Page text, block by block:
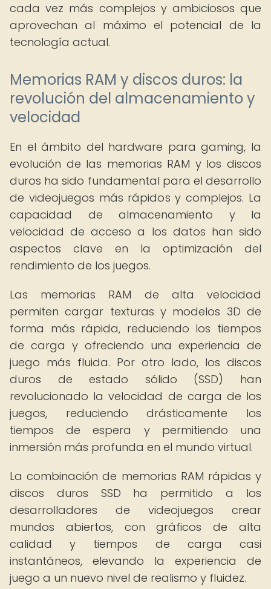
cada vez más complejos y ambiciosos que
aprovechan al máximo el potencial de la
tecnología actual.
Memorias RAM y discos duros: la
revolución del almacenamiento y
velocidad
En el ámbito del hardware para gaming, la
evolución de las memorias RAM y los discos
duros ha sido fundamental para el desarrollo
de videojuegos más rápidos y complejos. La
capacidad de almacenamiento y la
velocidad de acceso a los datos han sido
aspectos clave en la optimización del
rendimiento de los juegos.
Las memorias RAM de alta velocidad
permiten cargar texturas y modelos 3D de
forma más rápida, reduciendo los tiempos
de carga y ofreciendo una experiencia de
juego más fluida. Por otro lado, los discos
duros de estado sólido (SSD) han
revolucionado la velocidad de carga de los
juegos, reduciendo drásticamente los
tiempos de espera y permitiendo una
inmersión más profunda en el mundo virtual.
La combinación de memorias RAM rápidas y
discos duros SSD ha permitido a los
desarrolladores de videojuegos crear
mundos abiertos, con gráficos de alta
calidad y tiempos de carga casi
instantáneos, elevando la experiencia de
juego a un nuevo nivel de realismo y fluidez.